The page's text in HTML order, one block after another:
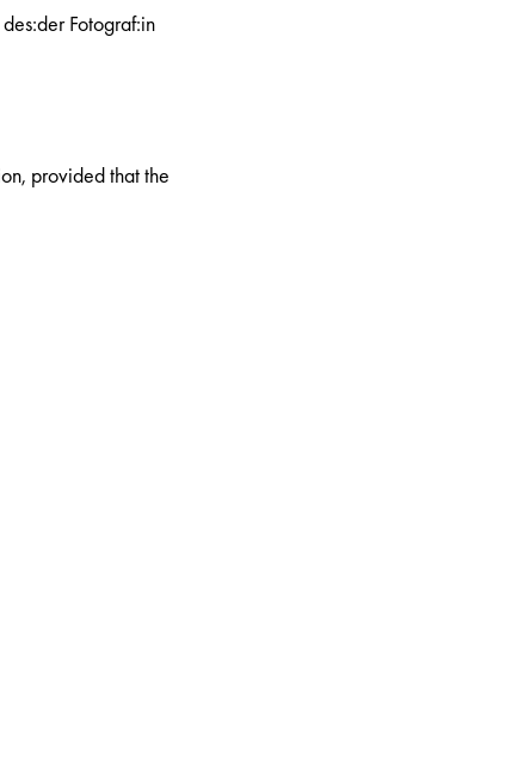
Fotograf:in
provided that the